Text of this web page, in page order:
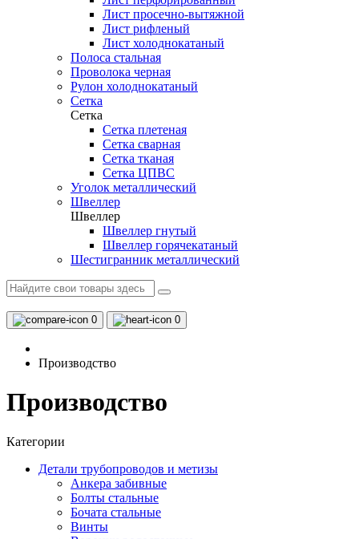
Лист просечно-вытяжной
Лист рифленый
Лист холоднокатаный
Полоса стальная
Проволока черная
Рулон холоднокатаный
Сетка
Сетка
Сетка плетеная
Сетка сварная
Сетка тканая
Сетка ЦПВС
Уголок металлический
Швеллер
Швеллер
Швеллер гнутый
Швеллер горячекатаный
Шестигранник металлический
0 0
Производство
Производство
Категории
Детали трубопроводов и метизы
Анкера забивные
Болты стальные
Бочата стальные
Винты